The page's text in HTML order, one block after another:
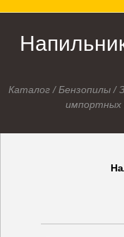
Каталог /Бензопилы /
импортных